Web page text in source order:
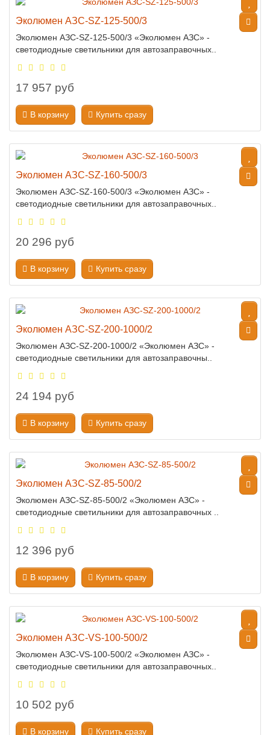
Эколюмен АЗС-SZ-125-500/3
Эколюмен АЗС-SZ-125-500/3 «Эколюмен АЗС» -
светодиодные светильники для автозаправочных..
17 957 руб
В корзину Купить сразу
Эколюмен АЗС-SZ-160-500/3
Эколюмен АЗС-SZ-160-500/3 «Эколюмен АЗС» -
светодиодные светильники для автозаправочных..
20 296 руб
В корзину Купить сразу
Эколюмен АЗС-SZ-200-1000/2
Эколюмен АЗС-SZ-200-1000/2 «Эколюмен АЗС» -
светодиодные светильники для автозаправочны..
24 194 руб
В корзину Купить сразу
Эколюмен АЗС-SZ-85-500/2
Эколюмен АЗС-SZ-85-500/2 «Эколюмен АЗС» -
светодиодные светильники для автозаправочных ..
12 396 руб
В корзину Купить сразу
Эколюмен АЗС-VS-100-500/2
Эколюмен АЗС-VS-100-500/2 «Эколюмен АЗС» -
светодиодные светильники для автозаправочных..
10 502 руб
В корзину Купить сразу